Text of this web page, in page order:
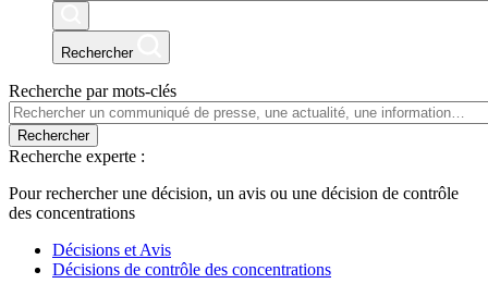
Rechercher
Recherche par mots-clés
Rechercher
Recherche experte :
Pour rechercher une décision, un avis ou une décision de contrôle
des concentrations
Décisions et Avis
Décisions de contrôle des concentrations